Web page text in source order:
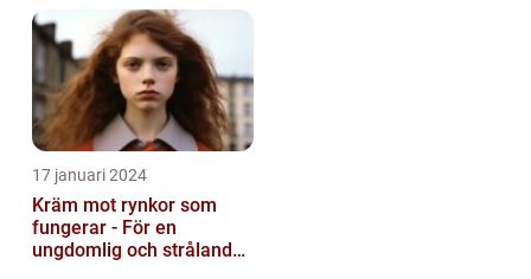
17 januari 2024
Kräm mot rynkor som
fungerar - För en
ungdomlig och strålande